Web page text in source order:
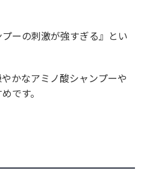
ーの刺激が強すぎる』とい
かなアミノ酸シャンプーや
です。